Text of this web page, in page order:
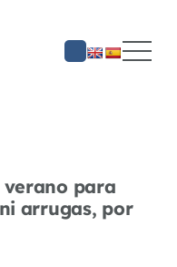
verano para
arrugas, por